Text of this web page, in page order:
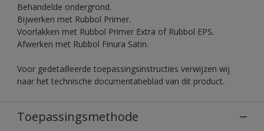
Behandelde ondergrond.
Bijwerken met Rubbol Primer.
Voorlakken met Rubbol Primer Extra of Rubbol EPS.
Afwerken met Rubbol Finura Satin.
Voor gedetailleerde toepassingsinstructies verwijzen wij
naar het technische documentatieblad van dit product.
Toepassingsmethode